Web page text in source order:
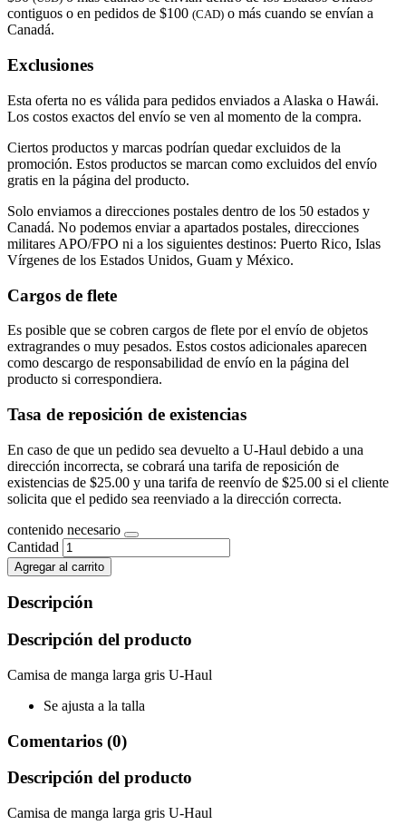
contiguos o en pedidos de $100 (CAD) o más cuando se envían a
Canadá.
Exclusiones
Esta oferta no es válida para pedidos enviados a Alaska o Hawái.
Los costos exactos del envío se ven al momento de la compra.
Ciertos productos y marcas podrían quedar excluidos de la
promoción. Estos productos se marcan como excluidos del envío
gratis en la página del producto.
Solo enviamos a direcciones postales dentro de los 50 estados y
Canadá. No podemos enviar a apartados postales, direcciones
militares APO/FPO ni a los siguientes destinos: Puerto Rico, Islas
Vírgenes de los Estados Unidos, Guam y México.
Cargos de flete
Es posible que se cobren cargos de flete por el envío de objetos
extragrandes o muy pesados. Estos costos adicionales aparecen
como descargo de responsabilidad de envío en la página del
producto si correspondiera.
Tasa de reposición de existencias
En caso de que un pedido sea devuelto a U-Haul debido a una
dirección incorrecta, se cobrará una tarifa de reposición de
existencias de $25.00 y una tarifa de reenvío de $25.00 si el cliente
solicita que el pedido sea reenviado a la dirección correcta.
contenido necesario
Cantidad
Agregar al carrito
Descripción
Descripción del producto
Camisa de manga larga gris U-Haul
Se ajusta a la talla
Comentarios (0)
Descripción del producto
Camisa de manga larga gris U-Haul